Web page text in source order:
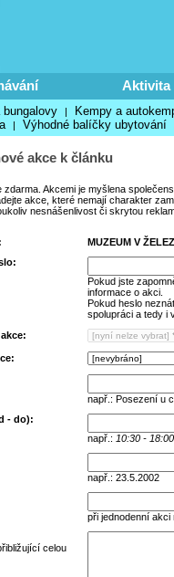
Aktivita
| Kempy a
| Výhodné balíčky ubytování
akce k článku
zdarma. Akcemi je myšlena
akce, které nemají charakter
nesnášenlivost či skrytou
MUZEUM V
Pokud jste
informace o akci.
Pokud heslo
spolupráci a tedy i
např.: Posezení u
- do):
např.: 10:30 - 18:00
např.: 23.5.2002
při jednodenní akci
celou